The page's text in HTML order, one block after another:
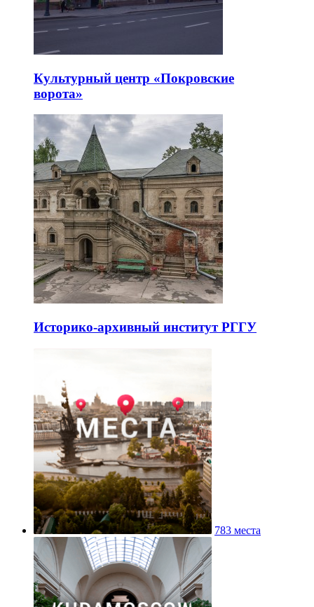
Культурный центр «Покровские
ворота»
Историко-архивный институт РГГУ
783 места